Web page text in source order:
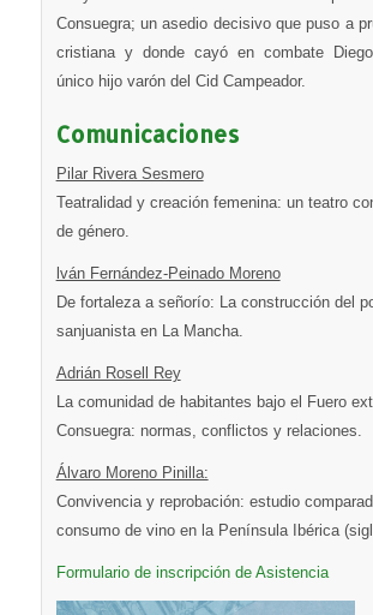
Consuegra; un asedio decisivo que puso a
cristiana y donde cayó en combate
único hijo varón del Cid Campeador.
Comunicaciones
Pilar Rivera Sesmero
Teatralidad y creación femenina: un teatro
de género.
lván Fernández-Peinado Moreno
De fortaleza a señorío: La construcción del
sanjuanista en La Mancha.
Adrián Rosell Rey
La comunidad de habitantes bajo el Fuero
Consuegra: normas, conflictos y relaciones.
Álvaro Moreno Pinilla:
Convivencia y reprobación: estudio
consumo de vino en la Península Ibérica
Formulario de inscripción de Asistencia